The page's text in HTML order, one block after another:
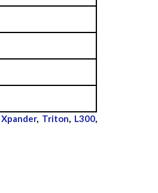
Xpander, Triton, L300,